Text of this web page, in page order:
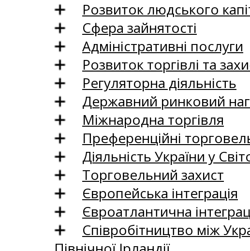
Розвиток людського
Сфера зайнятості
Адміністративні послуги
Розвиток торгівлі та
Регуляторна діяльність
Державний ринковий
Міжнародна торгівля
Преференційні
Діяльність України у
Торговельний захист
Європейська інтеграція
Євроатлантична
Співробітництво між